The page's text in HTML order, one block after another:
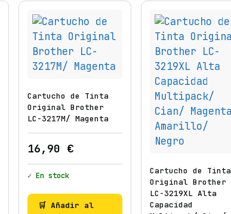
1
V
u
Cartucho de Tinta
Original Brother
LC-3217M/ Magenta
16,90 €
✓ En stock
🛒 Añadir al
Cartucho de Tinta
Original Brother
LC-3219XL Alta
Capacidad